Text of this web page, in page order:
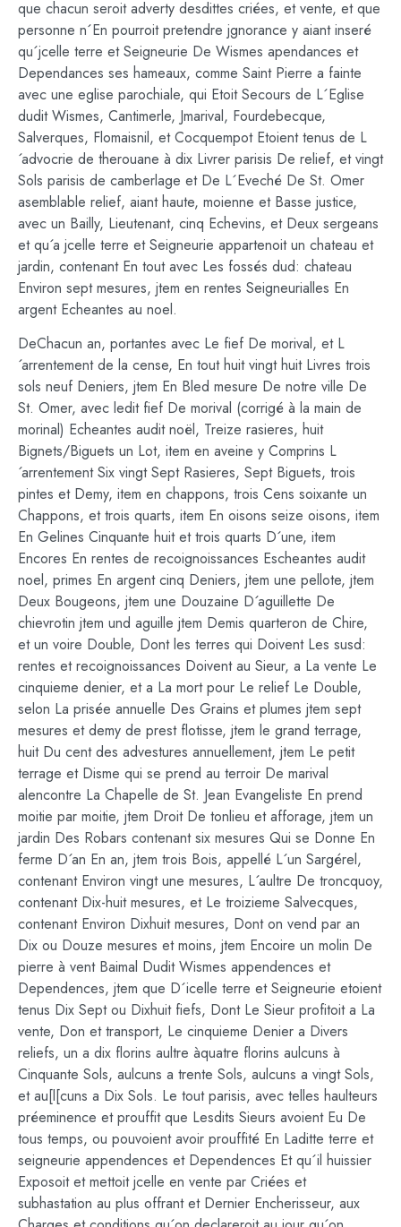
que chacun seroit adverty desdittes criées, et vente, et que
personne n´En pourroit pretendre jgnorance y aiant inseré
qu´jcelle terre et Seigneurie De Wismes apendances et
Dependances ses hameaux, comme Saint Pierre a fainte
avec une eglise parochiale, qui Etoit Secours de L´Eglise
dudit Wismes, Cantimerle, Jmarival, Fourdebecque,
Salverques, Flomaisnil, et Cocquempot Etoient tenus de L
´advocrie de therouane à dix Livrer parisis De relief, et vingt
Sols parisis de camberlage et De L´Eveché De St. Omer
asemblable relief, aiant haute, moienne et Basse justice,
avec un Bailly, Lieutenant, cinq Echevins, et Deux sergeans
et qu´a jcelle terre et Seigneurie appartenoit un chateau et
jardin, contenant En tout avec Les fossés dud: chateau
Environ sept mesures, jtem en rentes Seigneurialles En
argent Echeantes au noel.
DeChacun an, portantes avec Le fief De morival, et L
´arrentement de la cense, En tout huit vingt huit Livres trois
sols neuf Deniers, jtem En Bled mesure De notre ville De
St. Omer, avec ledit fief De morival (corrigé à la main de
morinal) Echeantes audit noël, Treize rasieres, huit
Bignets/Biguets un Lot, item en aveine y Comprins L
´arrentement Six vingt Sept Rasieres, Sept Biguets, trois
pintes et Demy, item en chappons, trois Cens soixante un
Chappons, et trois quarts, item En oisons seize oisons, item
En Gelines Cinquante huit et trois quarts D´une, item
Encores En rentes de recoignoissances Escheantes audit
noel, primes En argent cinq Deniers, jtem une pellote, jtem
Deux Bougeons, jtem une Douzaine D´aguillette De
chievrotin jtem und aguille jtem Demis quarteron de Chire,
et un voire Double, Dont les terres qui Doivent Les susd:
rentes et recoignoissances Doivent au Sieur, a La vente Le
cinquieme denier, et a La mort pour Le relief Le Double,
selon La prisée annuelle Des Grains et plumes jtem sept
mesures et demy de prest flotisse, jtem le grand terrage,
huit Du cent des advestures annuellement, jtem Le petit
terrage et Disme qui se prend au terroir De marival
alencontre La Chapelle de St. Jean Evangeliste En prend
moitie par moitie, jtem Droit De tonlieu et afforage, jtem un
jardin Des Robars contenant six mesures Qui se Donne En
ferme D´an En an, jtem trois Bois, appellé L´un Sargérel,
contenant Environ vingt une mesures, L´aultre De troncquoy,
contenant Dix-huit mesures, et Le troizieme Salvecques,
contenant Environ Dixhuit mesures, Dont on vend par an
Dix ou Douze mesures et moins, jtem Encoire un molin De
pierre à vent Baimal Dudit Wismes appendences et
Dependences, jtem que D´icelle terre et Seigneurie etoient
tenus Dix Sept ou Dixhuit fiefs, Dont Le Sieur profitoit a La
vente, Don et transport, Le cinquieme Denier a Divers
reliefs, un a dix florins aultre àquatre florins aulcuns à
Cinquante Sols, aulcuns a trente Sols, aulcuns a vingt Sols,
et au[l[cuns a Dix Sols. Le tout parisis, avec telles haulteurs
préeminence et prouffit que Lesdits Sieurs avoient Eu De
tous temps, ou pouvoient avoir prouffité En Laditte terre et
seigneurie appendences et Dependences Et qu´il huissier
Exposoit et mettoit jcelle en vente par Criées et
subhastation au plus offrant et Dernier Encherisseur, aux